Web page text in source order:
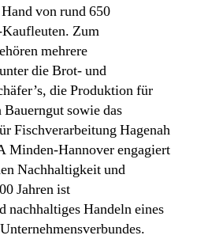
von rund 650
Zum
mehrere
die Brot- und
die Produktion für
sowie das
Fischverarbeitung Hagenah
Minden-Hannover engagiert
Nachhaltigkeit und
Jahren ist
nachhaltiges Handeln eines